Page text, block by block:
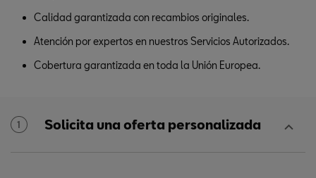
Calidad garantizada con recambios originales.
Atención por expertos en nuestros Servicios Autorizados.
Cobertura garantizada en toda la Unión Europea.
1 Solicita una oferta personalizada